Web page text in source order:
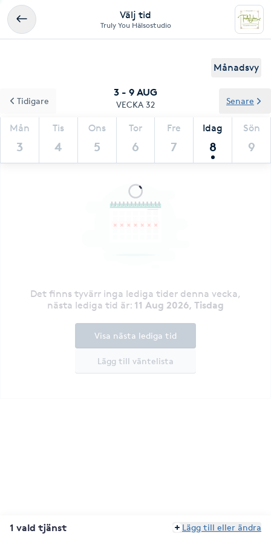
Välj tid
Truly You Hälsostudio
Månadsvy
3 - 9 AUG
VECKA 32
Mån
3
Tis
4
Ons
5
Tor
6
Fre
7
Idag
8
Sön
9
Tidigare Senare
Det finns tyvärr inga lediga tider denna vecka,
nästa lediga tid är: 11 Aug 2026, Tisdag
Lägg till väntelista
Visa nästa lediga tid
1 vald tjänst Lägg till eller ändra